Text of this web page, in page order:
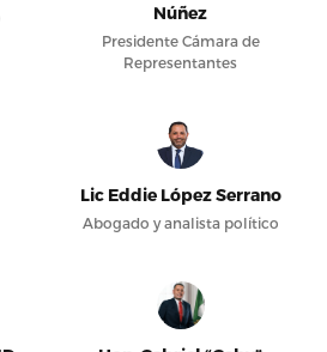
Núñez
Presidente Cámara de
Representantes
Lic Eddie López Serrano
Abogado y analista político